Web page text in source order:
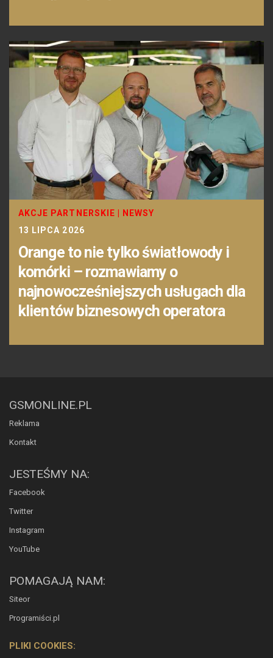
AKCJE PARTNERSKIE | NEWSY
13 LIPCA 2026
Orange to nie tylko światłowody i
komórki – rozmawiamy o
najnowocześniejszych usługach dla
klientów biznesowych operatora
GSMONLINE.PL
Reklama
Kontakt
JESTEŚMY NA:
Facebook
Twitter
Instagram
YouTube
POMAGAJĄ NAM:
Siteor
Programiści.pl
PLIKI COOKIES: